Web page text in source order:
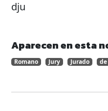
dju
Aparecen en esta
Romano Jury Jurado de